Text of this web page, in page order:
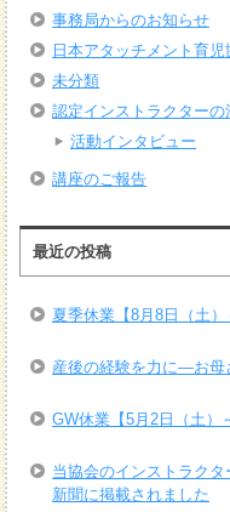
事務局からのお知らせ
日本アタッチメント育児
未分類
認定インストラクターの
活動インタビュー
講座のご報告
最近の投稿
夏季休業【8月8日（土
産後の経験を力に―お母
GW休業【5月2日（土）
当協会のインストラク
新聞に掲載されました